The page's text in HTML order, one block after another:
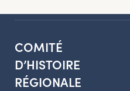
COMITÉ
D’HISTOIRE
RÉGIONALE